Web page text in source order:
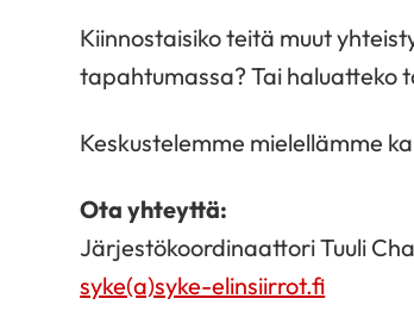
Kiinnostaisiko teitä muut
tapahtumassa? Tai haluatteko
Keskustelemme mielellämme
Ota yhteyttä:
Järjestökoordinaattori Tuuli
syke(a)syke-elinsiirrot.fi